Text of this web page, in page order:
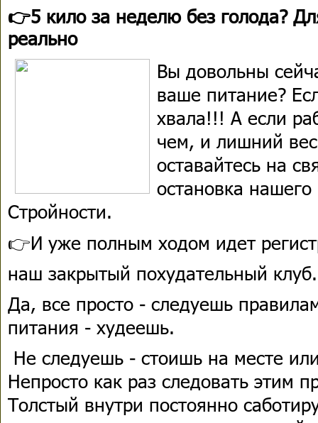
👉5 кило за неделю без голода?
реально
Вы довольны
ваше питание?
хвала!!! А если
чем, и лишний
оставайтесь на
остановка
Стройности.
👉И уже полным ходом идет
наш закрытый похудательный клуб.
Да, все просто - следуешь
питания - худеешь.
Не следуешь - стоишь на месте
Непросто как раз следовать этим
Толстый внутри постоянно